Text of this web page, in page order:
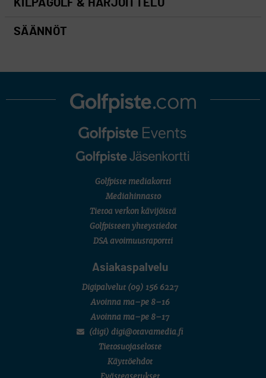
KILPAGOLF & HARJOITTELU
SÄÄNNÖT
Golfpiste mediakortti
Mediahinnasto
Tietoa verkon kävijöistä
Golfpisteen yhteystiedot
DSA avoimuusraportti
Asiakaspalvelu
Digipalvelut (09) 156 6227
Avoinna ma–pe 8–16
Avoinna ma–pe 8–17
(digi) digi@otavamedia.fi
Tietosuojaseloste
Käyttöehdot